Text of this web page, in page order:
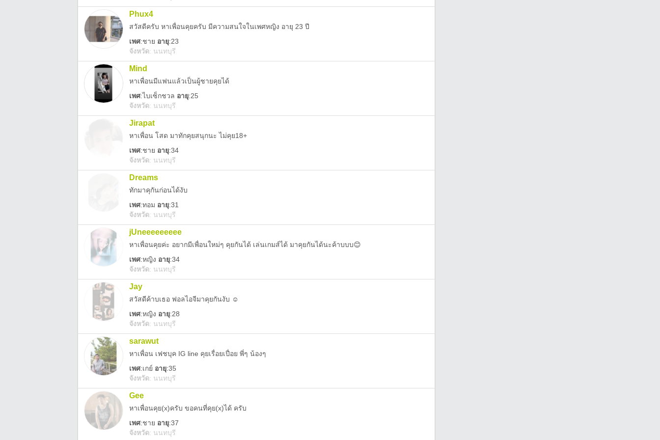
Phux4
สวัสดีครับ หาเพื่อนคุยครับ มีความสนใจในเพศหญิง อายุ 23 ปี
เพศ:ชาย อายุ:23
จังหวัด: นนทบุรี
Mind
หาเพื่อนมีแฟนแล้วเป็นผู้ชายคุยได้
เพศ:ไบเซ็กชวล อายุ:25
จังหวัด: นนทบุรี
Jirapat
หาเพื่อน โสด มาทักคุยสนุกนะ ไม่คุย18+
เพศ:ชาย อายุ:34
จังหวัด: นนทบุรี
Dreams
ทักมาคุกันก่อนได้งับ
เพศ:ทอม อายุ:31
จังหวัด: นนทบุรี
jUneeeeeeeee
หาเพื่อนคุยค่ะ อยากมีเพื่อนใหม่ๆ คุยกันได้ เล่นเกมส์ได้ มาคุยกันได้นะค้าบบบ😊
เพศ:หญิง อายุ:34
จังหวัด: นนทบุรี
Jay
สวัสดีค้าบเธอ ฟอลไอจีมาคุยกันงับ ☺️
เพศ:หญิง อายุ:28
จังหวัด: นนทบุรี
sarawut
หาเพื่อน เฟชบุค IG line คุยเรื่อยเปื่อย พี่ๆ น้องๆ
เพศ:เกย์ อายุ:35
จังหวัด: นนทบุรี
Gee
หาเพื่อนคุย(x)ครับ ขอคนที่คุย(x)ได้ ครับ
เพศ:ชาย อายุ:37
จังหวัด: นนทบุรี